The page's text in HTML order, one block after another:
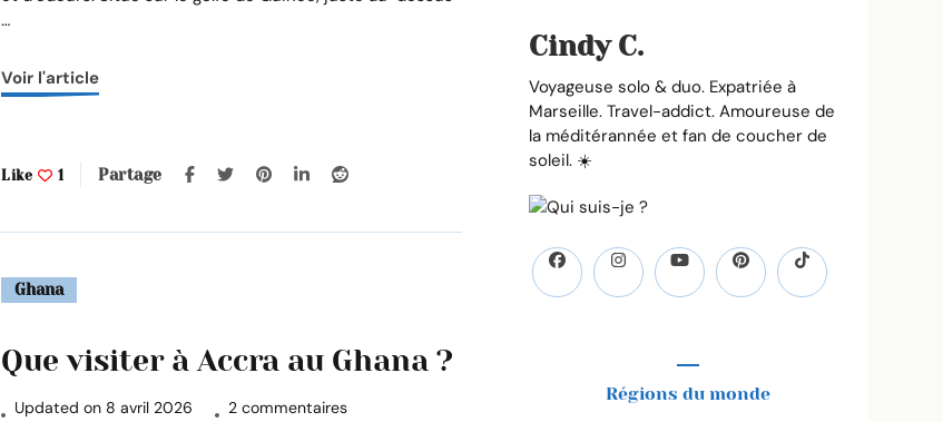
…
Voir l'article
Like 1 Partage
Ghana
Que visiter à Accra au Ghana ?
Updated on 8 avril 2026 2 commentairessur
Cindy C.
Voyageuse solo & duo. Expatriée à
Marseille. Travel-addict. Amoureuse de
la méditérannée et fan de coucher de
soleil. ☀️
Régions du monde